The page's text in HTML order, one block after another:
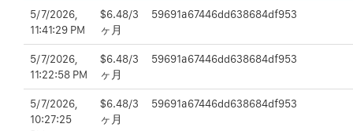
5/7/2026,
11:41:29 PM
$6.48/3
ヶ月
59691a67446dd638684df953
5/7/2026,
11:22:58 PM
$6.48/3
ヶ月
59691a67446dd638684df953
5/7/2026,
10:27:25
$6.48/3
ヶ月
59691a67446dd638684df953